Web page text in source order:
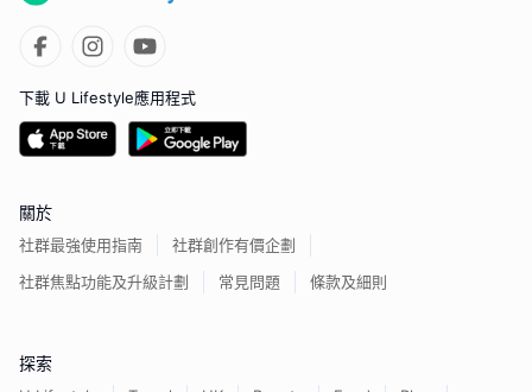
下載 U Lifestyle應用程式
關於
社群最強使用指南
社群創作有價企劃
社群焦點功能及升級計劃
常見問題 條款及細則
探索